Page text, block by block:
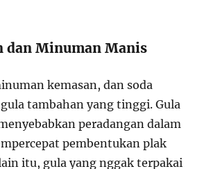
dan Minuman Manis
kemasan, dan soda
tambahan yang tinggi. Gula
peradangan dalam
pembentukan plak
itu, gula yang nggak terpakai